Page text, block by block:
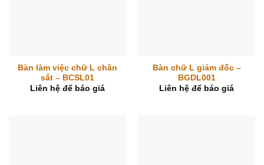
Bàn làm việc chữ L chân
sắt – BCSL01
Liên hệ để báo giá
Bàn chữ L giám đốc –
BGDL001
Liên hệ để báo giá